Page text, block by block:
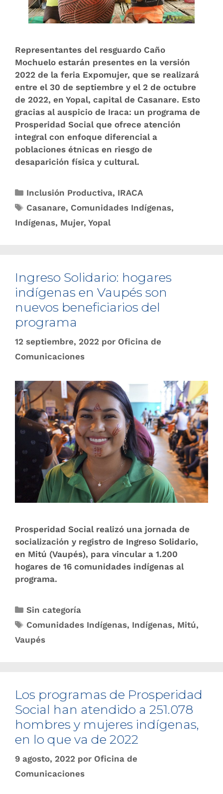
Representantes del resguardo Caño
Mochuelo estarán presentes en la versión
2022 de la feria Expomujer, que se realizará
entre el 30 de septiembre y el 2 de octubre
de 2022, en Yopal, capital de Casanare. Esto
gracias al auspicio de Iraca: un programa de
Prosperidad Social que ofrece atención
integral con enfoque diferencial a
poblaciones étnicas en riesgo de
desaparición física y cultural.
Inclusión Productiva, IRACA
Casanare, Comunidades Indígenas,
Indígenas, Mujer, Yopal
Ingreso Solidario: hogares
indígenas en Vaupés son
nuevos beneficiarios del
programa
12 septiembre, 2022 por Oficina de
Comunicaciones
Prosperidad Social realizó una jornada de
socialización y registro de Ingreso Solidario,
en Mitú (Vaupés), para vincular a 1.200
hogares de 16 comunidades indígenas al
programa.
Sin categoría
Comunidades Indígenas, Indígenas, Mitú,
Vaupés
Los programas de Prosperidad
Social han atendido a 251.078
hombres y mujeres indígenas,
en lo que va de 2022
9 agosto, 2022 por Oficina de
Comunicaciones